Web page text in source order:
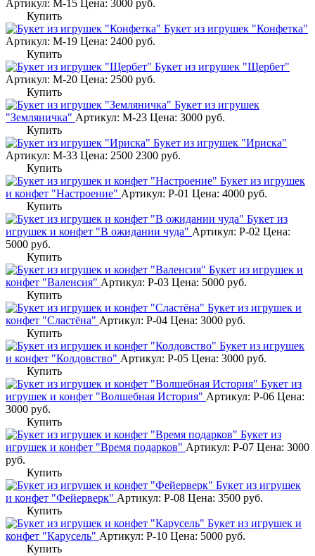
Артикул: М-15 Цена: 3000 руб.
Купить
Букет из игрушек "Конфетка"
Артикул: М-19 Цена: 2400 руб.
Купить
Букет из игрушек "Щербет"
Артикул: М-20 Цена: 2500 руб.
Купить
Букет из игрушек
"Земляничка" Артикул: М-23 Цена: 3000 руб.
Купить
Букет из игрушек "Ириска"
Артикул: М-33 Цена: 2500 2300 руб.
Купить
Букет из игрушек
и конфет "Настроение" Артикул: Р-01 Цена: 4000 руб.
Купить
Букет из
игрушек и конфет "В ожидании чуда" Артикул: Р-02 Цена:
5000 руб.
Купить
Букет из игрушек и
конфет "Валенсия" Артикул: Р-03 Цена: 5000 руб.
Купить
Букет из игрушек и
конфет "Сластёна" Артикул: Р-04 Цена: 3000 руб.
Купить
Букет из игрушек
и конфет "Колдовство" Артикул: Р-05 Цена: 3000 руб.
Купить
Букет из
игрушек и конфет "Волшебная История" Артикул: Р-06 Цена:
3000 руб.
Купить
Букет из
игрушек и конфет "Время подарков" Артикул: Р-07 Цена: 3000
руб.
Купить
Букет из игрушек
и конфет "Фейерверк" Артикул: Р-08 Цена: 3500 руб.
Купить
Букет из игрушек и
конфет "Карусель" Артикул: Р-10 Цена: 5000 руб.
Купить